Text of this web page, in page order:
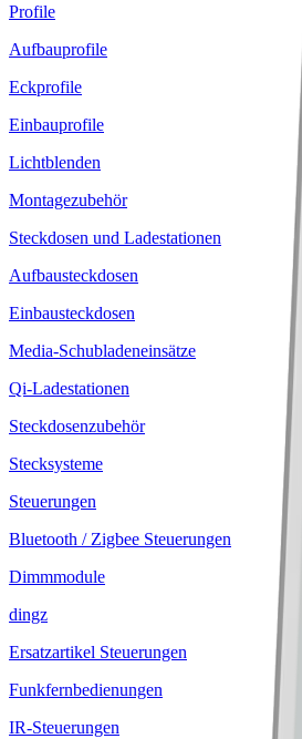
Profile
Aufbauprofile
Eckprofile
Einbauprofile
Lichtblenden
Montagezubehör
Steckdosen und Ladestationen
Aufbausteckdosen
Einbausteckdosen
Media-Schubladeneinsätze
Qi-Ladestationen
Steckdosenzubehör
Stecksysteme
Steuerungen
Bluetooth / Zigbee Steuerungen
Dimmmodule
dingz
Ersatzartikel Steuerungen
Funkfernbedienungen
IR-Steuerungen